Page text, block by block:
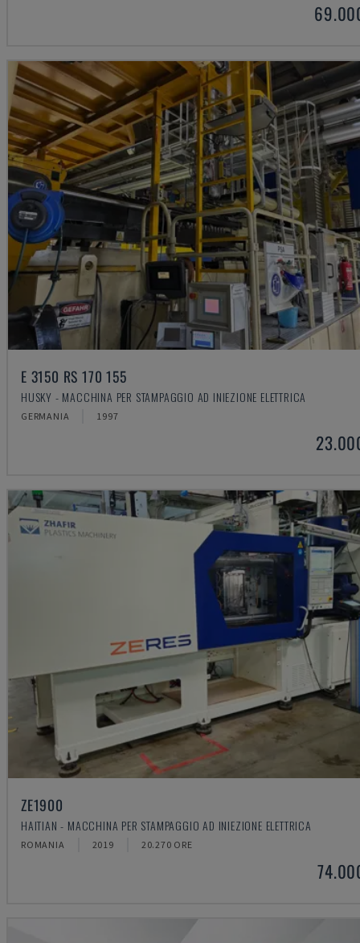
E 3150 RS 170 155
HUSKY - MACCHINA PER STAMPAGGIO AD INIEZIONE ELETTRICA
GERMANIA 1997
ZE1900
HAITIAN - MACCHINA PER STAMPAGGIO AD INIEZIONE ELETTRICA
ROMANIA 2019 20.270 ORE